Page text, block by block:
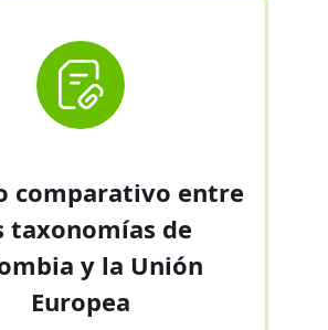
comparativo entre
taxonomías de
y la Unión
Europea